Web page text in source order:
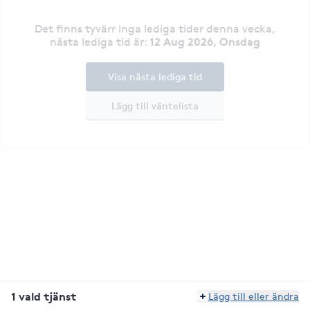
Det finns tyvärr inga lediga tider denna vecka,
nästa lediga tid är: 12 Aug 2026, Onsdag
Lägg till väntelista
Visa nästa lediga tid
1 vald tjänst Lägg till eller ändra